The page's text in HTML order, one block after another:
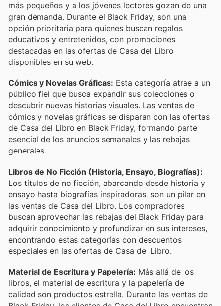
más pequeños y a los jóvenes lectores gozan de una
gran demanda. Durante el Black Friday, son una
opción prioritaria para quienes buscan regalos
educativos y entretenidos, con promociones
destacadas en las ofertas de Casa del Libro
disponibles en su web.
Cómics y Novelas Gráficas: Esta categoría atrae a un
público fiel que busca expandir sus colecciones o
descubrir nuevas historias visuales. Las ventas de
cómics y novelas gráficas se disparan con las ofertas
de Casa del Libro en Black Friday, formando parte
esencial de los anuncios semanales y las rebajas
generales.
Libros de No Ficción (Historia, Ensayo, Biografías):
Los títulos de no ficción, abarcando desde historia y
ensayo hasta biografías inspiradoras, son un pilar en
las ventas de Casa del Libro. Los compradores
buscan aprovechar las rebajas del Black Friday para
adquirir conocimiento y profundizar en sus intereses,
encontrando estas categorías con descuentos
especiales en las ofertas de Casa del Libro.
Material de Escritura y Papelería: Más allá de los
libros, el material de escritura y la papelería de
calidad son productos estrella. Durante las ventas de